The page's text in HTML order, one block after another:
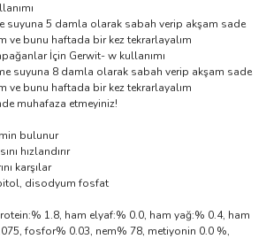
suyuna 5 damla olarak sabah verip akşam sade
ve bunu haftada bir kez tekrarlayalım
İçin Gerwit- w kullanımı
suyuna 8 damla olarak sabah verip akşam sade
ve bunu haftada bir kez tekrarlayalım
muhafaza etmeyiniz!
bulunur
hızlandırır
karşılar
disodyum fosfat
1.8, ham elyaf:% 0.0, ham yağ:% 0.4, ham
fosfor% 0.03, nem% 78, metiyonin 0.0 %,